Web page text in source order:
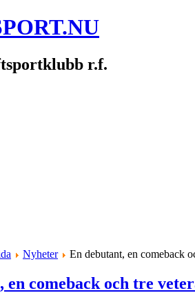
r.f.
Nyheter En debutant, en comeback
en comeback och tre